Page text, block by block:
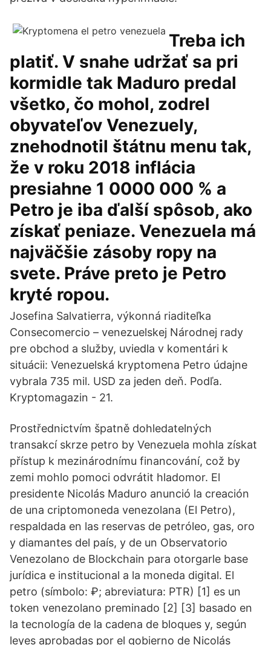
Treba ich
platiť. V snahe udržať sa pri
kormidle tak Maduro predal
všetko, čo mohol, zodrel
obyvateľov Venezuely,
znehodnotil štátnu menu tak,
že v roku 2018 inflácia
presiahne 1 0000 000 % a
Petro je iba ďalší spôsob, ako
získať peniaze. Venezuela má
najväčšie zásoby ropy na
svete. Práve preto je Petro
kryté ropou.
Josefina Salvatierra, výkonná riaditeľka
Consecomercio – venezuelskej Národnej rady
pre obchod a služby, uviedla v komentári k
situácii: Venezuelská kryptomena Petro údajne
vybrala 735 mil. USD za jeden deň. Podľa.
Kryptomagazin - 21.
Prostřednictvím špatně dohledatelných
transakcí skrze petro by Venezuela mohla získat
přístup k mezinárodnímu financování, což by
zemi mohlo pomoci odvrátit hladomor. El
presidente Nicolás Maduro anunció la creación
de una criptomoneda venezolana (El Petro),
respaldada en las reservas de petróleo, gas, oro
y diamantes del país, y de un Observatorio
Venezolano de Blockchain para otorgarle base
jurídica e institucional a la moneda digital. El
petro (símbolo: ₽; abreviatura: PTR) [1] es un
token venezolano preminado [2] [3] basado en
la tecnología de la cadena de bloques y, según
leyes aprobadas por el gobierno de Nicolás